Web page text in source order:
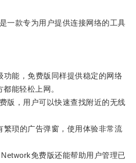
款专为用户提供连接网络的工具
能，免费版同样提供稳定的网络
能轻松上网。
，用户可以快速查找附近的无线
琐的广告弹窗，使用体验非常流
免费版还能帮助用户管理已